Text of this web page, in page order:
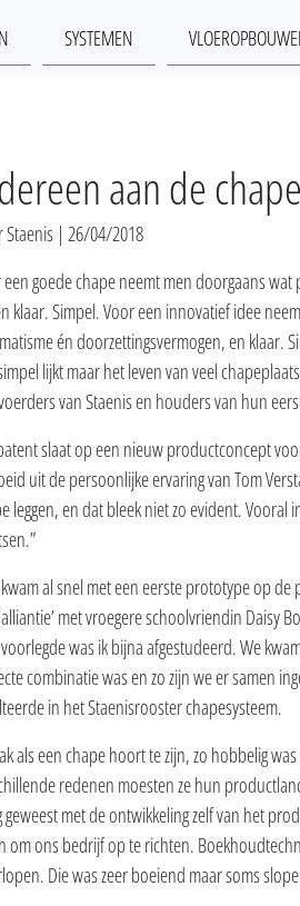
SYSTEMEN
aan de
Staenis | 26/04/2018
goede chape neemt men doorgaans
klaar. Simpel. Voor een innovatief idee
én doorzettingsvermogen, en klaar.
lijkt maar het leven van veel
van Staenis en houders van hun
slaat op een nieuw productconcept
uit de persoonlijke ervaring van Tom
leggen, en dat bleek niet zo evident.
al snel met een eerste prototype op
met vroegere schoolvriendin Daisy
was ik bijna afgestudeerd. We
combinatie was en zo zijn we er samen
in het Staenisrooster chapesysteem.
als een chape hoort te zijn, zo hobbelig
redenen moesten ze hun
geweest met de ontwikkeling zelf van het
om ons bedrijf op te richten.
Die was zeer boeiend maar soms